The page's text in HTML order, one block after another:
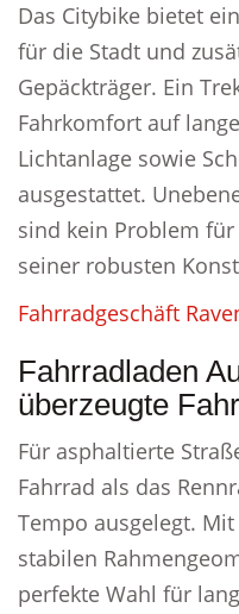
Das Citybike bietet
für die Stadt und
Gepäckträger. Ein
Fahrkomfort auf
Lichtanlage sowie
ausgestattet.
sind kein Problem
seiner robusten
Fahrradgeschäft
Fahrradladen
überzeugte
Für asphaltierte
Fahrrad als das
Tempo ausgelegt.
stabilen
perfekte Wahl für